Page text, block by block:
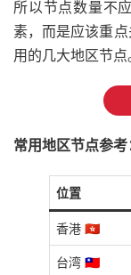
所以节点数量不
素，而是应该重
用的几大地区节点
常用地区节点参考
位置
香港 🇭🇰
台湾 🇹🇼